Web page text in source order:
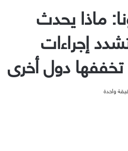
ماذا يحدث
إجراءات
تخففها دول أخرى
واحدة